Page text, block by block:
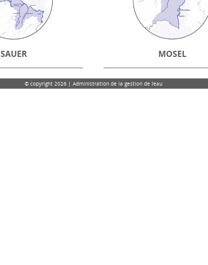
SAUER MOSEL
© copyright 2026 | Administration de la gestion de leau